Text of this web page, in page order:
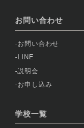
お問い合わせ
お問い合わせ
LINE
説明会
お申し込み
学校一覧